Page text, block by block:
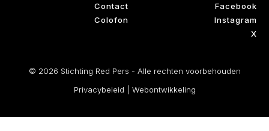
Contact
Colofon
Facebook
Instagram
X
© 2026 Stichting Red Pers - Alle rechten voorbehouden
Privacybeleid
Webontwikkeling